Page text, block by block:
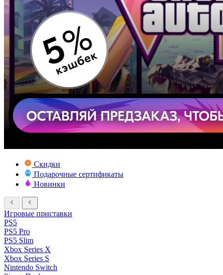
Скидки
Подарочные сертификаты
Новинки
Игровые приставки
PS5
PS5 Pro
PS5 Slim
Xbox Series X
Xbox Series S
Nintendo Switch